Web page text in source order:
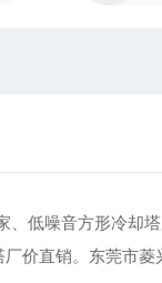
、低噪音方形冷却
价直销。东莞市菱